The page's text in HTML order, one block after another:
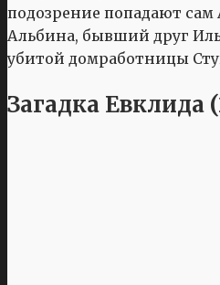
подозрение попадают
Альбина, бывший друг
убитой домработницы
Загадка Евклида